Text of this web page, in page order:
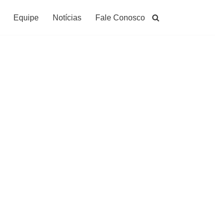
Equipe Notícias Fale Conosco